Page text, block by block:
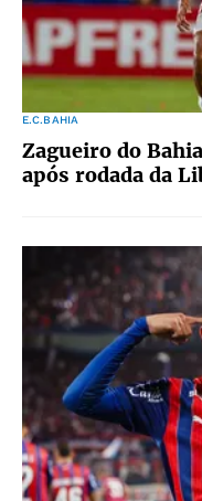
E.C.BAHIA
Zagueiro do
após rodada da